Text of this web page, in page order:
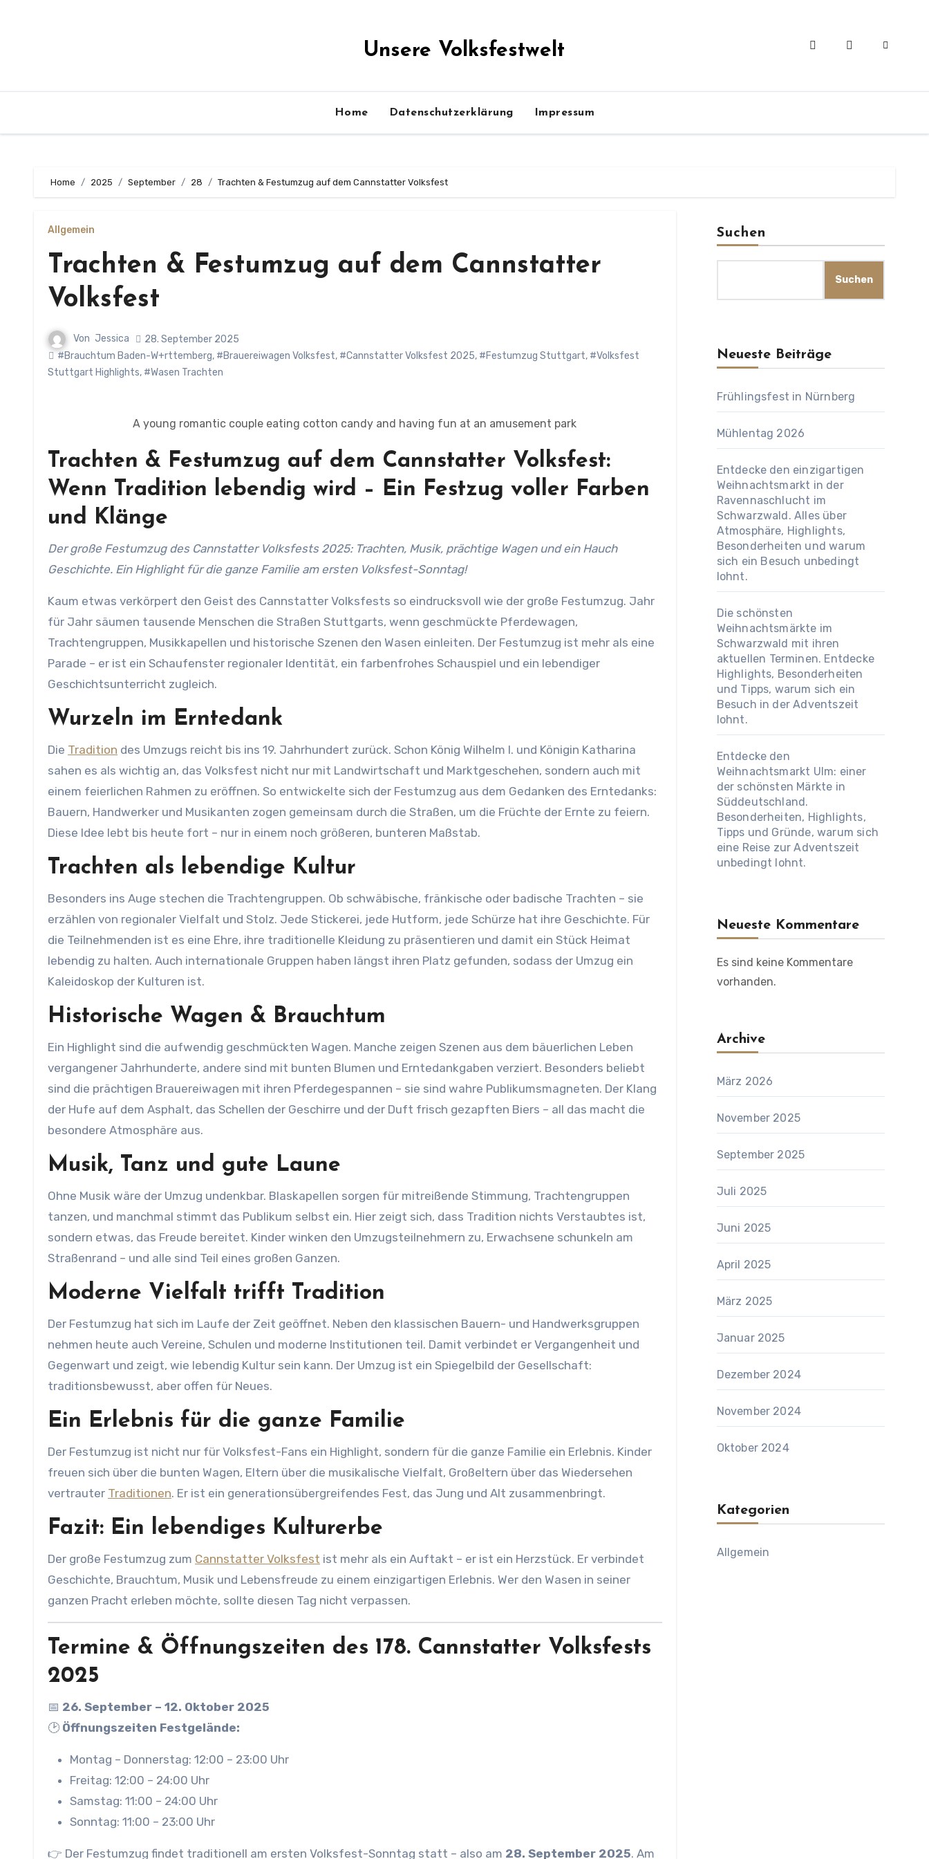
Unsere Volksfestwelt
Home Datenschutzerklärung Impressum
Home 2025 September 28 Trachten & Festumzug auf dem Cannstatter Volksfest
Allgemein
Trachten & Festumzug auf dem Cannstatter
Volksfest
Von Jessica
28. September 2025
#Brauchtum Baden-W+rttemberg, #Brauereiwagen Volksfest, #Cannstatter Volksfest 2025, #Festumzug Stuttgart, #Volksfest
Stuttgart Highlights, #Wasen Trachten
A young romantic couple eating cotton candy and having fun at an amusement park
Trachten & Festumzug auf dem Cannstatter Volksfest:
Wenn Tradition lebendig wird – Ein Festzug voller Farben
und Klänge
Der große Festumzug des Cannstatter Volksfests 2025: Trachten, Musik, prächtige Wagen und ein Hauch
Geschichte. Ein Highlight für die ganze Familie am ersten Volksfest-Sonntag!
Kaum etwas verkörpert den Geist des Cannstatter Volksfests so eindrucksvoll wie der große Festumzug. Jahr
für Jahr säumen tausende Menschen die Straßen Stuttgarts, wenn geschmückte Pferdewagen,
Trachtengruppen, Musikkapellen und historische Szenen den Wasen einleiten. Der Festumzug ist mehr als eine
Parade – er ist ein Schaufenster regionaler Identität, ein farbenfrohes Schauspiel und ein lebendiger
Geschichtsunterricht zugleich.
Wurzeln im Erntedank
Die Tradition des Umzugs reicht bis ins 19. Jahrhundert zurück. Schon König Wilhelm I. und Königin Katharina
sahen es als wichtig an, das Volksfest nicht nur mit Landwirtschaft und Marktgeschehen, sondern auch mit
einem feierlichen Rahmen zu eröffnen. So entwickelte sich der Festumzug aus dem Gedanken des Erntedanks:
Bauern, Handwerker und Musikanten zogen gemeinsam durch die Straßen, um die Früchte der Ernte zu feiern.
Diese Idee lebt bis heute fort – nur in einem noch größeren, bunteren Maßstab.
Trachten als lebendige Kultur
Besonders ins Auge stechen die Trachtengruppen. Ob schwäbische, fränkische oder badische Trachten – sie
erzählen von regionaler Vielfalt und Stolz. Jede Stickerei, jede Hutform, jede Schürze hat ihre Geschichte. Für
die Teilnehmenden ist es eine Ehre, ihre traditionelle Kleidung zu präsentieren und damit ein Stück Heimat
lebendig zu halten. Auch internationale Gruppen haben längst ihren Platz gefunden, sodass der Umzug ein
Kaleidoskop der Kulturen ist.
Historische Wagen & Brauchtum
Ein Highlight sind die aufwendig geschmückten Wagen. Manche zeigen Szenen aus dem bäuerlichen Leben
vergangener Jahrhunderte, andere sind mit bunten Blumen und Erntedankgaben verziert. Besonders beliebt
sind die prächtigen Brauereiwagen mit ihren Pferdegespannen – sie sind wahre Publikumsmagneten. Der Klang
der Hufe auf dem Asphalt, das Schellen der Geschirre und der Duft frisch gezapften Biers – all das macht die
besondere Atmosphäre aus.
Musik, Tanz und gute Laune
Ohne Musik wäre der Umzug undenkbar. Blaskapellen sorgen für mitreißende Stimmung, Trachtengruppen
tanzen, und manchmal stimmt das Publikum selbst ein. Hier zeigt sich, dass Tradition nichts Verstaubtes ist,
sondern etwas, das Freude bereitet. Kinder winken den Umzugsteilnehmern zu, Erwachsene schunkeln am
Straßenrand – und alle sind Teil eines großen Ganzen.
Moderne Vielfalt trifft Tradition
Der Festumzug hat sich im Laufe der Zeit geöffnet. Neben den klassischen Bauern- und Handwerksgruppen
nehmen heute auch Vereine, Schulen und moderne Institutionen teil. Damit verbindet er Vergangenheit und
Gegenwart und zeigt, wie lebendig Kultur sein kann. Der Umzug ist ein Spiegelbild der Gesellschaft:
traditionsbewusst, aber offen für Neues.
Ein Erlebnis für die ganze Familie
Der Festumzug ist nicht nur für Volksfest-Fans ein Highlight, sondern für die ganze Familie ein Erlebnis. Kinder
freuen sich über die bunten Wagen, Eltern über die musikalische Vielfalt, Großeltern über das Wiedersehen
vertrauter Traditionen. Er ist ein generationsübergreifendes Fest, das Jung und Alt zusammenbringt.
Fazit: Ein lebendiges Kulturerbe
Der große Festumzug zum Cannstatter Volksfest ist mehr als ein Auftakt – er ist ein Herzstück. Er verbindet
Geschichte, Brauchtum, Musik und Lebensfreude zu einem einzigartigen Erlebnis. Wer den Wasen in seiner
ganzen Pracht erleben möchte, sollte diesen Tag nicht verpassen.
Termine & Öffnungszeiten des 178. Cannstatter Volksfests
2025
📅 26. September – 12. Oktober 2025
🕑 Öffnungszeiten Festgelände:
Montag – Donnerstag: 12:00 – 23:00 Uhr
Freitag: 12:00 – 24:00 Uhr
Samstag: 11:00 – 24:00 Uhr
Sonntag: 11:00 – 23:00 Uhr
👉 Der Festumzug findet traditionell am ersten Volksfest-Sonntag statt – also am 28. September 2025. Am
Suchen
Suchen
Neueste Beiträge
Frühlingsfest in Nürnberg
Mühlentag 2026
Entdecke den einzigartigen
Weihnachtsmarkt in der
Ravennaschlucht im
Schwarzwald. Alles über
Atmosphäre, Highlights,
Besonderheiten und warum
sich ein Besuch unbedingt
lohnt.
Die schönsten
Weihnachtsmärkte im
Schwarzwald mit ihren
aktuellen Terminen. Entdecke
Highlights, Besonderheiten
und Tipps, warum sich ein
Besuch in der Adventszeit
lohnt.
Entdecke den
Weihnachtsmarkt Ulm: einer
der schönsten Märkte in
Süddeutschland.
Besonderheiten, Highlights,
Tipps und Gründe, warum sich
eine Reise zur Adventszeit
unbedingt lohnt.
Neueste Kommentare
Es sind keine Kommentare
vorhanden.
Archive
März 2026
November 2025
September 2025
Juli 2025
Juni 2025
April 2025
März 2025
Januar 2025
Dezember 2024
November 2024
Oktober 2024
Kategorien
Allgemein